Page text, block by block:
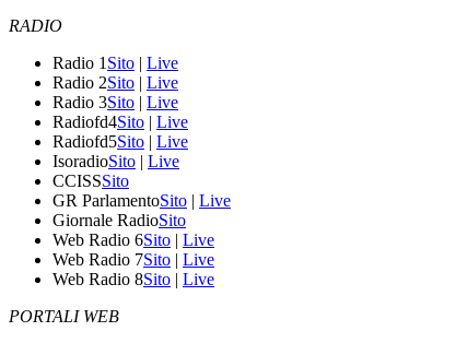
RADIO
Radio 1 Sito | Live
Radio 2Sito | Live
Radio 3Sito | Live
Radiofd4Sito | Live
Radiofd5Sito | Live
IsoradioSito | Live
CCISSSito
GR ParlamentoSito | Live
Giornale RadioSito
Web Radio 6Sito | Live
Web Radio 7Sito | Live
Web Radio 8Sito | Live
PORTALI WEB